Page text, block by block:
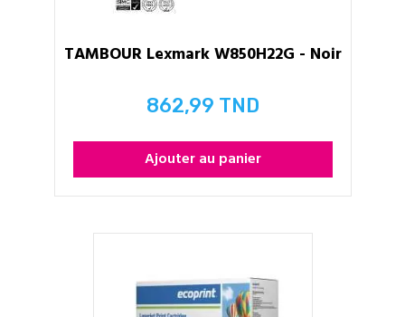
TAMBOUR Lexmark W850H22G - Noir
Prix
862,99 TND
Ajouter au panier